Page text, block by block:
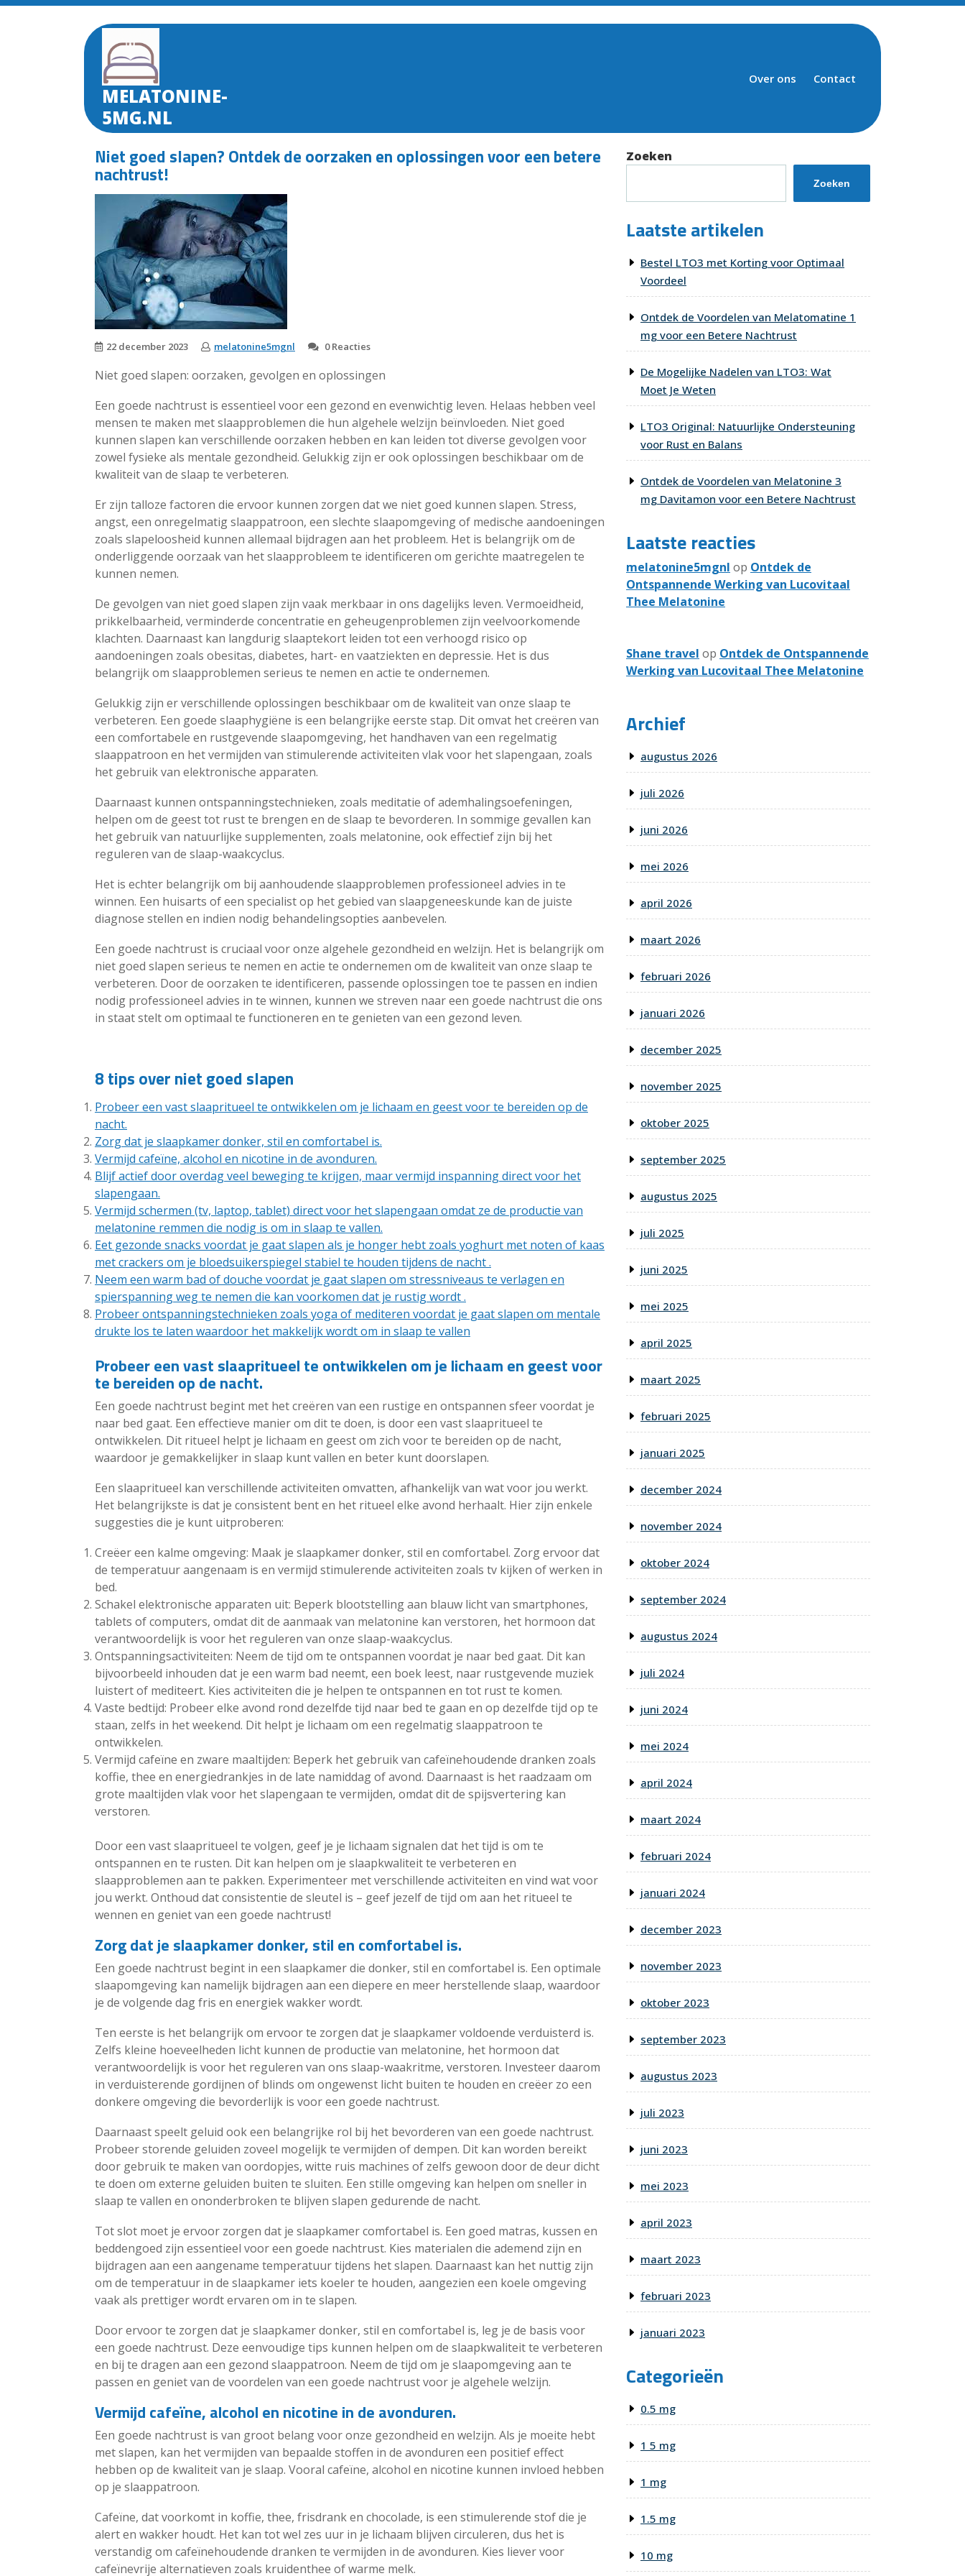
Skip
MELATONINE-
5MG.NL
Over ons Contact
Niet goed slapen? Ontdek de oorzaken en oplossingen voor een betere
nachtrust!
22 december 2023 melatonine5mgnl 0 Reacties
Niet goed slapen: oorzaken, gevolgen en oplossingen
Een goede nachtrust is essentieel voor een gezond en evenwichtig leven. Helaas hebben veel
mensen te maken met slaapproblemen die hun algehele welzijn beïnvloeden. Niet goed
kunnen slapen kan verschillende oorzaken hebben en kan leiden tot diverse gevolgen voor
zowel fysieke als mentale gezondheid. Gelukkig zijn er ook oplossingen beschikbaar om de
kwaliteit van de slaap te verbeteren.
Er zijn talloze factoren die ervoor kunnen zorgen dat we niet goed kunnen slapen. Stress,
angst, een onregelmatig slaappatroon, een slechte slaapomgeving of medische aandoeningen
zoals slapeloosheid kunnen allemaal bijdragen aan het probleem. Het is belangrijk om de
onderliggende oorzaak van het slaapprobleem te identificeren om gerichte maatregelen te
kunnen nemen.
De gevolgen van niet goed slapen zijn vaak merkbaar in ons dagelijks leven. Vermoeidheid,
prikkelbaarheid, verminderde concentratie en geheugenproblemen zijn veelvoorkomende
klachten. Daarnaast kan langdurig slaaptekort leiden tot een verhoogd risico op
aandoeningen zoals obesitas, diabetes, hart- en vaatziekten en depressie. Het is dus
belangrijk om slaapproblemen serieus te nemen en actie te ondernemen.
Gelukkig zijn er verschillende oplossingen beschikbaar om de kwaliteit van onze slaap te
verbeteren. Een goede slaaphygiëne is een belangrijke eerste stap. Dit omvat het creëren van
een comfortabele en rustgevende slaapomgeving, het handhaven van een regelmatig
slaappatroon en het vermijden van stimulerende activiteiten vlak voor het slapengaan, zoals
het gebruik van elektronische apparaten.
Daarnaast kunnen ontspanningstechnieken, zoals meditatie of ademhalingsoefeningen,
helpen om de geest tot rust te brengen en de slaap te bevorderen. In sommige gevallen kan
het gebruik van natuurlijke supplementen, zoals melatonine, ook effectief zijn bij het
reguleren van de slaap-waakcyclus.
Het is echter belangrijk om bij aanhoudende slaapproblemen professioneel advies in te
winnen. Een huisarts of een specialist op het gebied van slaapgeneeskunde kan de juiste
diagnose stellen en indien nodig behandelingsopties aanbevelen.
Een goede nachtrust is cruciaal voor onze algehele gezondheid en welzijn. Het is belangrijk om
niet goed slapen serieus te nemen en actie te ondernemen om de kwaliteit van onze slaap te
verbeteren. Door de oorzaken te identificeren, passende oplossingen toe te passen en indien
nodig professioneel advies in te winnen, kunnen we streven naar een goede nachtrust die ons
in staat stelt om optimaal te functioneren en te genieten van een gezond leven.
8 tips over niet goed slapen
Probeer een vast slaapritueel te ontwikkelen om je lichaam en geest voor te bereiden op de
nacht.
Zorg dat je slaapkamer donker, stil en comfortabel is.
Vermijd cafeïne, alcohol en nicotine in de avonduren.
Blijf actief door overdag veel beweging te krijgen, maar vermijd inspanning direct voor het
slapengaan.
Vermijd schermen (tv, laptop, tablet) direct voor het slapengaan omdat ze de productie van
melatonine remmen die nodig is om in slaap te vallen.
Eet gezonde snacks voordat je gaat slapen als je honger hebt zoals yoghurt met noten of kaas
met crackers om je bloedsuikerspiegel stabiel te houden tijdens de nacht .
Neem een warm bad of douche voordat je gaat slapen om stressniveaus te verlagen en
spierspanning weg te nemen die kan voorkomen dat je rustig wordt .
Probeer ontspanningstechnieken zoals yoga of mediteren voordat je gaat slapen om mentale
drukte los te laten waardoor het makkelijk wordt om in slaap te vallen
Probeer een vast slaapritueel te ontwikkelen om je lichaam en geest voor
te bereiden op de nacht.
Een goede nachtrust begint met het creëren van een rustige en ontspannen sfeer voordat je
naar bed gaat. Een effectieve manier om dit te doen, is door een vast slaapritueel te
ontwikkelen. Dit ritueel helpt je lichaam en geest om zich voor te bereiden op de nacht,
waardoor je gemakkelijker in slaap kunt vallen en beter kunt doorslapen.
Een slaapritueel kan verschillende activiteiten omvatten, afhankelijk van wat voor jou werkt.
Het belangrijkste is dat je consistent bent en het ritueel elke avond herhaalt. Hier zijn enkele
suggesties die je kunt uitproberen:
Creëer een kalme omgeving: Maak je slaapkamer donker, stil en comfortabel. Zorg ervoor dat
de temperatuur aangenaam is en vermijd stimulerende activiteiten zoals tv kijken of werken in
bed.
Schakel elektronische apparaten uit: Beperk blootstelling aan blauw licht van smartphones,
tablets of computers, omdat dit de aanmaak van melatonine kan verstoren, het hormoon dat
verantwoordelijk is voor het reguleren van onze slaap-waakcyclus.
Ontspanningsactiviteiten: Neem de tijd om te ontspannen voordat je naar bed gaat. Dit kan
bijvoorbeeld inhouden dat je een warm bad neemt, een boek leest, naar rustgevende muziek
luistert of mediteert. Kies activiteiten die je helpen te ontspannen en tot rust te komen.
Vaste bedtijd: Probeer elke avond rond dezelfde tijd naar bed te gaan en op dezelfde tijd op te
staan, zelfs in het weekend. Dit helpt je lichaam om een regelmatig slaappatroon te
ontwikkelen.
Vermijd cafeïne en zware maaltijden: Beperk het gebruik van cafeïnehoudende dranken zoals
koffie, thee en energiedrankjes in de late namiddag of avond. Daarnaast is het raadzaam om
grote maaltijden vlak voor het slapengaan te vermijden, omdat dit de spijsvertering kan
verstoren.
Door een vast slaapritueel te volgen, geef je je lichaam signalen dat het tijd is om te
ontspannen en te rusten. Dit kan helpen om je slaapkwaliteit te verbeteren en
slaapproblemen aan te pakken. Experimenteer met verschillende activiteiten en vind wat voor
jou werkt. Onthoud dat consistentie de sleutel is – geef jezelf de tijd om aan het ritueel te
wennen en geniet van een goede nachtrust!
Zorg dat je slaapkamer donker, stil en comfortabel is.
Een goede nachtrust begint in een slaapkamer die donker, stil en comfortabel is. Een optimale
slaapomgeving kan namelijk bijdragen aan een diepere en meer herstellende slaap, waardoor
je de volgende dag fris en energiek wakker wordt.
Ten eerste is het belangrijk om ervoor te zorgen dat je slaapkamer voldoende verduisterd is.
Zelfs kleine hoeveelheden licht kunnen de productie van melatonine, het hormoon dat
verantwoordelijk is voor het reguleren van ons slaap-waakritme, verstoren. Investeer daarom
in verduisterende gordijnen of blinds om ongewenst licht buiten te houden en creëer zo een
donkere omgeving die bevorderlijk is voor een goede nachtrust.
Daarnaast speelt geluid ook een belangrijke rol bij het bevorderen van een goede nachtrust.
Probeer storende geluiden zoveel mogelijk te vermijden of dempen. Dit kan worden bereikt
door gebruik te maken van oordopjes, witte ruis machines of zelfs gewoon door de deur dicht
te doen om externe geluiden buiten te sluiten. Een stille omgeving kan helpen om sneller in
slaap te vallen en ononderbroken te blijven slapen gedurende de nacht.
Tot slot moet je ervoor zorgen dat je slaapkamer comfortabel is. Een goed matras, kussen en
beddengoed zijn essentieel voor een goede nachtrust. Kies materialen die ademend zijn en
bijdragen aan een aangename temperatuur tijdens het slapen. Daarnaast kan het nuttig zijn
om de temperatuur in de slaapkamer iets koeler te houden, aangezien een koele omgeving
vaak als prettiger wordt ervaren om in te slapen.
Door ervoor te zorgen dat je slaapkamer donker, stil en comfortabel is, leg je de basis voor
een goede nachtrust. Deze eenvoudige tips kunnen helpen om de slaapkwaliteit te verbeteren
en bij te dragen aan een gezond slaappatroon. Neem de tijd om je slaapomgeving aan te
passen en geniet van de voordelen van een goede nachtrust voor je algehele welzijn.
Vermijd cafeïne, alcohol en nicotine in de avonduren.
Een goede nachtrust is van groot belang voor onze gezondheid en welzijn. Als je moeite hebt
met slapen, kan het vermijden van bepaalde stoffen in de avonduren een positief effect
hebben op de kwaliteit van je slaap. Vooral cafeïne, alcohol en nicotine kunnen invloed hebben
op je slaappatroon.
Cafeïne, dat voorkomt in koffie, thee, frisdrank en chocolade, is een stimulerende stof die je
alert en wakker houdt. Het kan tot wel zes uur in je lichaam blijven circuleren, dus het is
verstandig om cafeïnehoudende dranken te vermijden in de avonduren. Kies liever voor
cafeïnevrije alternatieven zoals kruidenthee of warme melk.
Zoeken
Zoeken
Laatste artikelen
Bestel LTO3 met Korting voor Optimaal
Voordeel
Ontdek de Voordelen van Melatomatine 1
mg voor een Betere Nachtrust
De Mogelijke Nadelen van LTO3: Wat
Moet Je Weten
LTO3 Original: Natuurlijke Ondersteuning
voor Rust en Balans
Ontdek de Voordelen van Melatonine 3
mg Davitamon voor een Betere Nachtrust
Laatste reacties
melatonine5mgnl op Ontdek de
Ontspannende Werking van Lucovitaal
Thee Melatonine
Shane travel op Ontdek de Ontspannende
Werking van Lucovitaal Thee Melatonine
Archief
augustus 2026
juli 2026
juni 2026
mei 2026
april 2026
maart 2026
februari 2026
januari 2026
december 2025
november 2025
oktober 2025
september 2025
augustus 2025
juli 2025
juni 2025
mei 2025
april 2025
maart 2025
februari 2025
januari 2025
december 2024
november 2024
oktober 2024
september 2024
augustus 2024
juli 2024
juni 2024
mei 2024
april 2024
maart 2024
februari 2024
januari 2024
december 2023
november 2023
oktober 2023
september 2023
augustus 2023
juli 2023
juni 2023
mei 2023
april 2023
maart 2023
februari 2023
januari 2023
Categorieën
0.5 mg
1 5 mg
1 mg
1.5 mg
10 mg